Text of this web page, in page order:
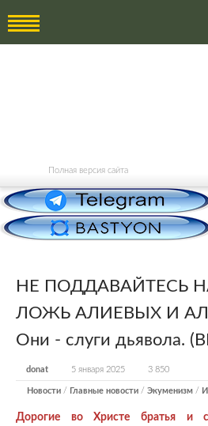
Полная версия сайта
НЕ ПОДДАВАЙТЕСЬ
ЛОЖЬ АЛИЕВЫХ И
Они - слуги дьявола.
donat 5 января 2025 3 850
Новости / Главные новости / Экуменизм /
Дорогие во Христе братья и